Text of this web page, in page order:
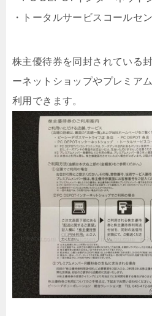
・トータルサービスコールセ
株主優待券を同封されている
ーネットショップやプレミア
利用できます。